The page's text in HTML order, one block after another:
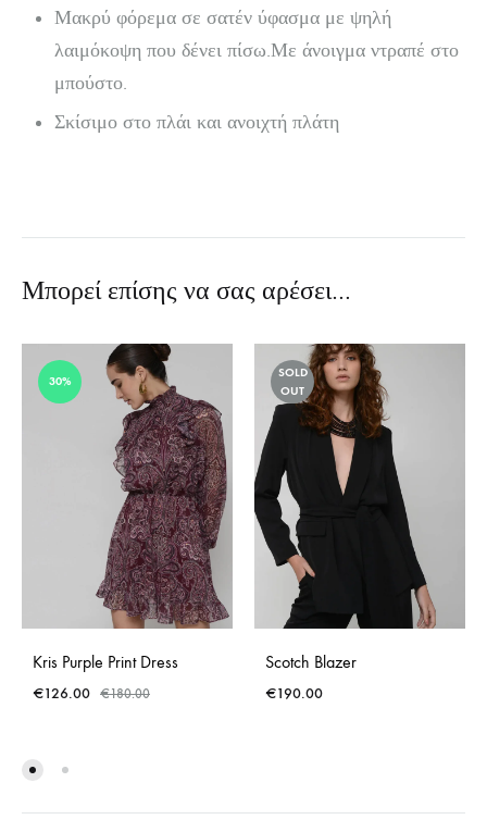
Μακρύ φόρεμα σε σατέν ύφασμα με ψηλή
λαιμόκοψη που δένει πίσω.Με άνοιγμα ντραπέ στο
μπούστο.
Σκίσιμο στο πλάι και ανοιχτή πλάτη
Μπορεί επίσης να σας αρέσει…
30%
Kris Purple Print Dress
€126.00 €180.00
SOLD
OUT
Scotch Blazer
€190.00